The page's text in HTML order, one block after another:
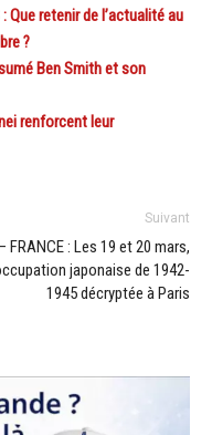
: Que retenir de l’actualité au
?
Ben Smith et son
renforcent leur
Suivant
FRANCE : Les 19 et 20 mars,
japonaise de 1942-
1945 décryptée à Paris